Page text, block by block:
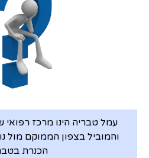
עמל טבריה הינו מרכז רפואי
והמוביל בצפון הממוקם מול
הכנרת